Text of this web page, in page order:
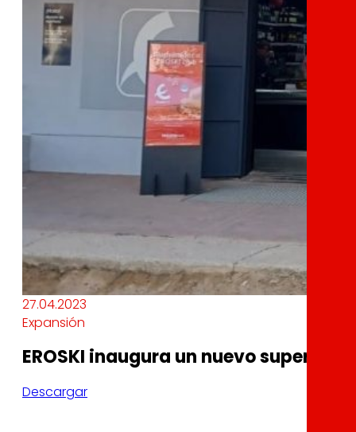
27.04.2023
Expansión
EROSKI inaugura un nuevo
Descargar